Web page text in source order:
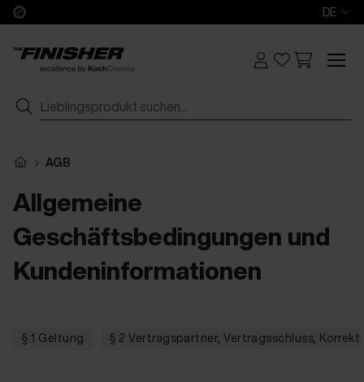
DE
AGB
Allgemeine
Geschäftsbedingungen und
Kundeninformationen
§ 1 Geltung § 2 Vertragspartner, Vertragsschluss,